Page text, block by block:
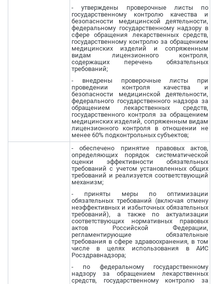
- утверждены проверочные листы по
государственному контролю качества и
безопасности медицинской деятельности,
федеральному государственному надзору в
сфере обращения лекарственных средств,
государственному контролю за обращением
медицинских изделий и сопряженным
видам лицензионного контроля,
содержащих перечень обязательных
требований;
- внедрены проверочные листы при
проведении контроля качества и
безопасности медицинской деятельности,
федерального государственного надзора за
обращением лекарственных средств,
государственного контроля за обращением
медицинских изделий, сопряженным видам
лицензионного контроля в отношении не
менее 60% подконтрольных субъектов;
- обеспечено принятие правовых актов,
определяющих порядок систематической
оценки эффективности обязательных
требований с учетом установленных общих
требований и реализуется соответствующий
механизм;
- приняты меры по оптимизации
обязательных требований (включая отмену
неэффективных и избыточных обязательных
требований), а также по актуализации
соответствующих нормативных правовых
актов Российской Федерации,
регламентирующие обязательные
требования в сфере здравоохранения, в том
числе в целях использования в АИС
Росздравнадзора;
- по федеральному государственному
надзору за обращением лекарственных
средств, государственному контролю за